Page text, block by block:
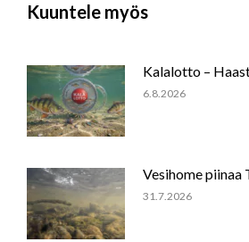
Kuuntele myös
Kalalotto –
6.8.2026
Vesihome piinaa
31.7.2026